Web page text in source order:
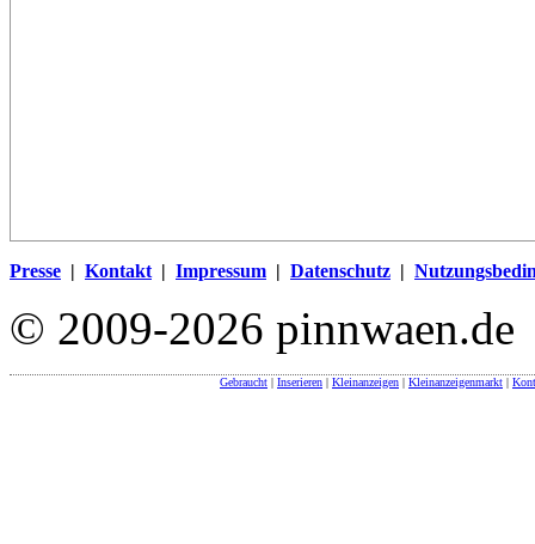
Presse | Kontakt | Impressum | Datenschutz |
© 2009-2026 pinnwaen.de
Gebraucht | Inserieren | Kleinanzeigen | Kleinanzeigenmarkt |